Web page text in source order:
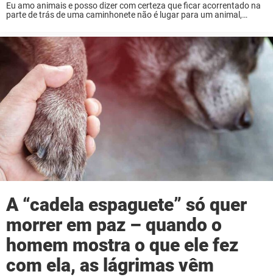
Eu amo animais e posso dizer com certeza que ficar acorrentado na
parte de trás de uma caminhonete não é lugar para um animal,
A “cadela espaguete” só quer
morrer em paz – quando o
homem mostra o que ele fez
com ela, as lágrimas vêm